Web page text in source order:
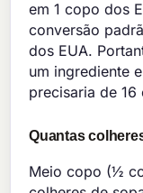
em 1 copo dos
conversão
dos EUA.
um ingrediente
precisaria de
Quantas
Meio copo (½